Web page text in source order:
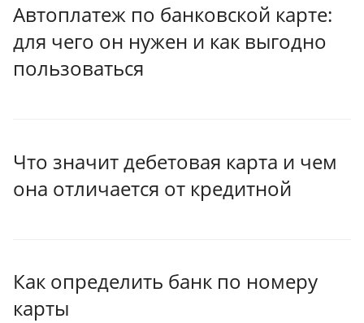
Автоплатеж по банковской карте:
для чего он нужен и как выгодно
пользоваться
Что значит дебетовая карта и чем
она отличается от кредитной
Как определить банк по номеру
карты